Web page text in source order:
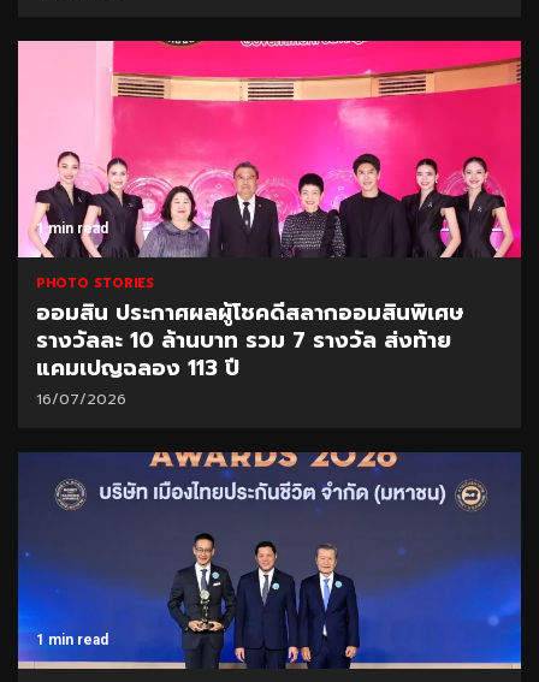
1 min read
PHOTO STORIES
ออมสิน ประกาศผลผู้โชคดีสลากออมสินพิเศษ
รางวัลละ 10 ล้านบาท รวม 7 รางวัล ส่งท้าย
แคมเปญฉลอง 113 ปี
16/07/2026
1 min read